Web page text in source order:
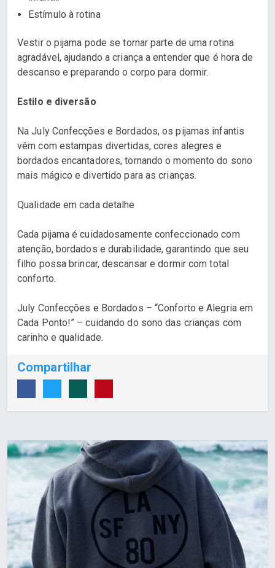
Estímulo à rotina
Vestir o pijama pode se tornar parte de uma rotina
agradável, ajudando a criança a entender que é hora de
descanso e preparando o corpo para dormir.
Estilo e diversão
Na July Confecções e Bordados, os pijamas infantis
vêm com estampas divertidas, cores alegres e
bordados encantadores, tornando o momento do sono
mais mágico e divertido para as crianças.
Qualidade em cada detalhe
Cada pijama é cuidadosamente confeccionado com
atenção, bordados e durabilidade, garantindo que seu
filho possa brincar, descansar e dormir com total
conforto.
July Confecções e Bordados – “Conforto e Alegria em
Cada Ponto!” – cuidando do sono das crianças com
carinho e qualidade.
Compartilhar